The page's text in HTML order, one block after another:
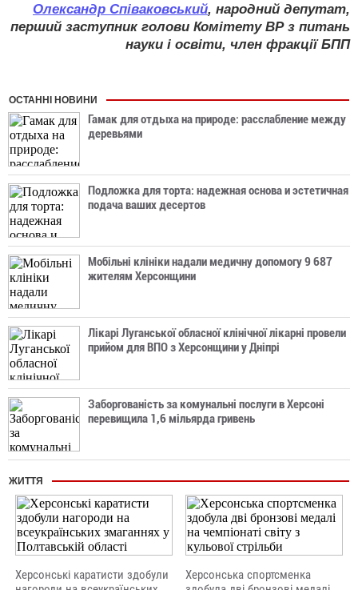
Олександр Співаковський, народний депутат,
перший заступник голови Комітету ВР з питань
науки і освіти, член фракції БПП
ОСТАННІ НОВИНИ
Гамак для отдыха на природе: расслабление между
деревьями
Подложка для торта: надежная основа и эстетичная
подача ваших десертов
Мобільні клініки надали медичну допомогу 9 687
жителям Херсонщини
Лікарі Луганської обласної клінічної лікарні провели
прийом для ВПО з Херсонщини у Дніпрі
Заборгованість за комунальні послуги в Херсоні
перевищила 1,6 мільярда гривень
ЖИТТЯ
Херсонські каратисти здобули
Херсонська спортсменка